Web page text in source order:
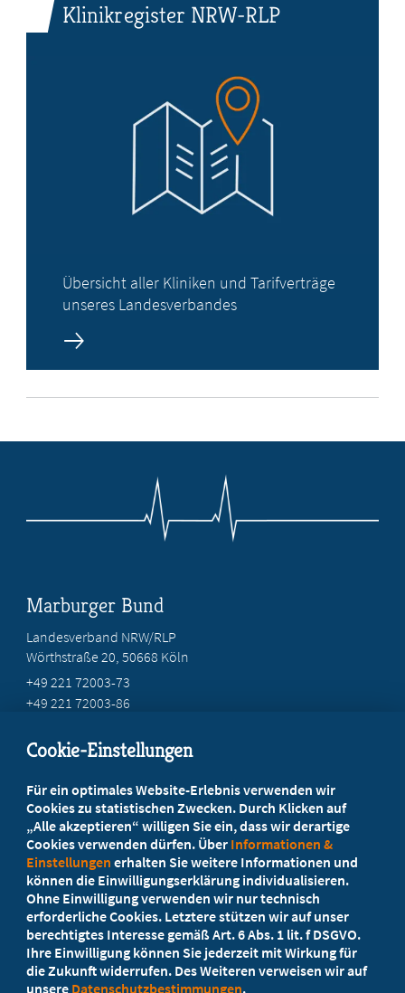
Klinikregister NRW-RLP
Übersicht aller Kliniken und Tarifverträge
unseres Landesverbandes
Marburger Bund
Landesverband NRW/RLP
Wörthstraße 20, 50668 Köln
+49 221 72003-73
+49 221 72003-86
Ihr Landesverband berät Sie!
Ansprechpartner
Werden Sie jetzt Mitglied
5 Vorteile einer MB-Mitgliedschaft
Cookie-Einstellungen
Für ein optimales Website-Erlebnis verwenden wir
Cookies zu statistischen Zwecken. Durch Klicken auf
„Alle akzeptieren“ willigen Sie ein, dass wir derartige
Cookies verwenden dürfen. Über Informationen &
Einstellungen erhalten Sie weitere Informationen und
können die Einwilligungserklärung individualisieren.
Ohne Einwilligung verwenden wir nur technisch
erforderliche Cookies. Letztere stützen wir auf unser
berechtigtes Interesse gemäß Art. 6 Abs. 1 lit. f DSGVO.
Ihre Einwilligung können Sie jederzeit mit Wirkung für
die Zukunft widerrufen. Des Weiteren verweisen wir auf
unsere Datenschutzbestimmungen.